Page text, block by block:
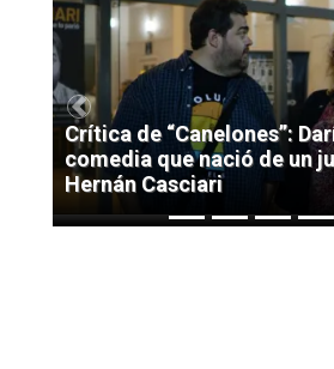
1
Crítica de “Canelones”:
comedia que nació de un
Hernán Casciari
Previous